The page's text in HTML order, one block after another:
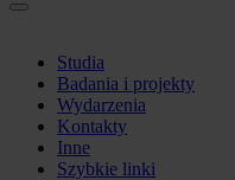
Studia
Badania i projekty
Wydarzenia
Kontakty
Inne
Szybkie linki